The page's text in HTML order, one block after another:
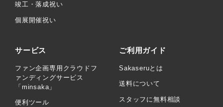
竣工・落成祝い
個展開催祝い
サービス
ファン企画専用クラウドフ
ァンディングサービス
「minsaka」
便利ツール
ご利用ガイド
Sakaseruとは
送料について
スタッフに無料相談